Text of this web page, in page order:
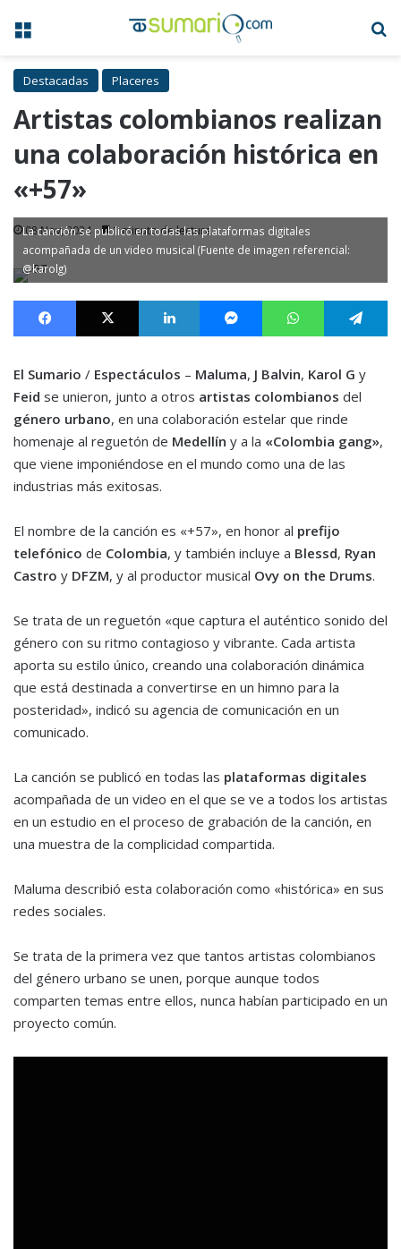
Menú
Destacadas Placeres
Artistas colombianos realizan
una colaboración histórica en
«+57»
08 Nov, 2024 1 minuto de lectura
La canción se publicó en todas las plataformas digitales
acompañada de un video musical (Fuente de imagen referencial:
@karolg)
Facebook X LinkedIn MessengerWhatsApp
El Sumario / Espectáculos – Maluma, J Balvin, Karol G y
Feid se unieron, junto a otros artistas colombianos del
género urbano, en una colaboración estelar que rinde
homenaje al reguetón de Medellín y a la «Colombia gang»,
que viene imponiéndose en el mundo como una de las
industrias más exitosas.
El nombre de la canción es «+57», en honor al prefijo
telefónico de Colombia, y también incluye a Blessd, Ryan
Castro y DFZM, y al productor musical Ovy on the Drums.
Se trata de un reguetón «que captura el auténtico sonido del
género con su ritmo contagioso y vibrante. Cada artista
aporta su estilo único, creando una colaboración dinámica
que está destinada a convertirse en un himno para la
posteridad», indicó su agencia de comunicación en un
comunicado.
La canción se publicó en todas las plataformas digitales
acompañada de un video en el que se ve a todos los artistas
en un estudio en el proceso de grabación de la canción, en
una muestra de la complicidad compartida.
Maluma describió esta colaboración como «histórica» en sus
redes sociales.
Se trata de la primera vez que tantos artistas colombianos
del género urbano se unen, porque aunque todos
comparten temas entre ellos, nunca habían participado en un
proyecto común.